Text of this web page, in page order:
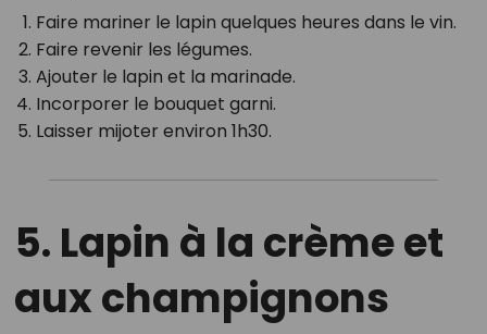
Faire mariner le lapin quelques heures dans le vin.
Faire revenir les légumes.
Ajouter le lapin et la marinade.
Incorporer le bouquet garni.
Laisser mijoter environ 1h30.
5. Lapin à la crème et
aux champignons